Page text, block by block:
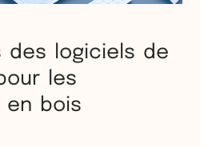
des logiciels de
les
bois